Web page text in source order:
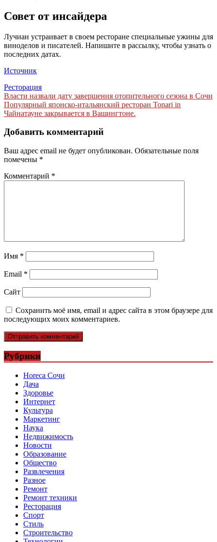
Совет от инсайдера
Лучиан устраивает в своем ресторане специальные ужины для
виноделов и писателей. Напишите в рассылку, чтобы узнать о
последних датах.
Источник
Ресторация
Навигация
по
Власти назвали дату завершения отопительного сезона в Сочи
Популярный японско-итальянский ресторан Tonari in
Чайнатауне закрывается в Вашингтоне.
Добавить комментарий
Ваш адрес email не будет опубликован. Обязательные поля
помечены *
Комментарий *
Имя *
Email *
Сайт
Сохранить моё имя, email и адрес сайта в этом браузере для
последующих моих комментариев.
Рубрики
Horeca Сочи
Дача
Здоровье
Интернет
Культура
Маркетинг
Наука
Недвижимость
Новости
Образование
Общество
Развлечения
Разное
Ремонт
Ремонт техники
Ресторация
Спорт
Стиль
Строительство